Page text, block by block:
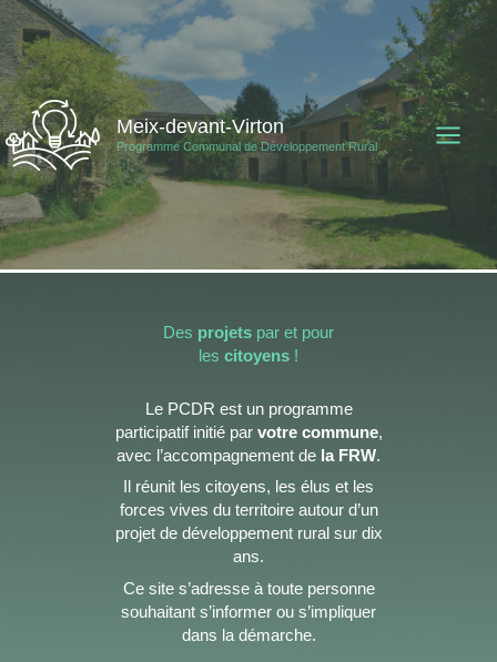
Aller
au
contenu
Meix-devant-Virton
Programme Communal de Développement Rural
Des projets par et pour
les citoyens !
Le PCDR est un programme
participatif initié parvotre commune,
avec l’accompagnement de la FRW.
Il réunit les citoyens, les élus et les
forces vives du territoire autour d’un
projet de développement rural sur dix
ans.
Ce site s’adresse à toute personne
souhaitant s’informer ou s’impliquer
dans la démarche.